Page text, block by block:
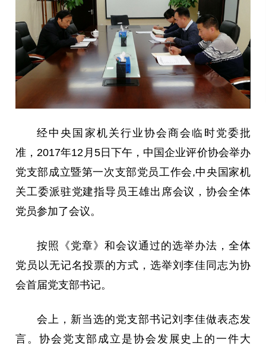
经中央国家机关行业协会商会临时党委批
准，2017年12月5日下午，中国企业评价协会举办
党支部成立暨第一次支部党员工作会,中央国家机
关工委派驻党建指导员王雄出席会议，协会全体
党员参加了会议。
按照《党章》和会议通过的选举办法，全体
党员以无记名投票的方式，选举刘李佳同志为协
会首届党支部书记。
会上，新当选的党支部书记刘李佳做表态发
言。协会党支部成立是协会发展史上的一件大